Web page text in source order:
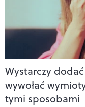
Wystarczy
wywołać
tymi sposobami